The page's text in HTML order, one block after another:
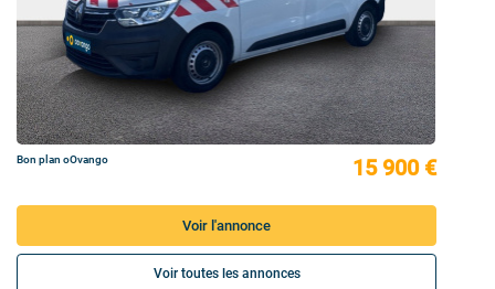
Bon plan oOvango 15 900 €
Voir l'annonce
Voir toutes les annonces